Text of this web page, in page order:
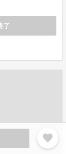
favorite
了